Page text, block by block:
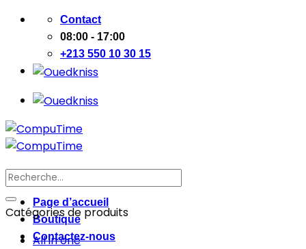
Passer
contenu
Contact
08:00 - 17:00
+213 550 10 30 15
Page d’accueil
Boutique
Contactez-nous
Recherche
pour :
Catégories de produits
All in one